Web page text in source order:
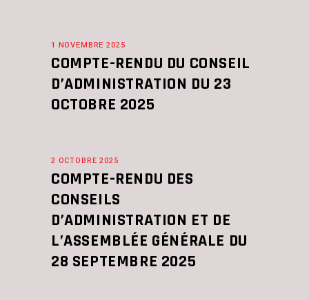
1 NOVEMBRE 2025
COMPTE-RENDU DU CONSEIL
D’ADMINISTRATION DU 23
OCTOBRE 2025
2 OCTOBRE 2025
COMPTE-RENDU DES
CONSEILS
D’ADMINISTRATION ET DE
L’ASSEMBLÉE GÉNÉRALE DU
28 SEPTEMBRE 2025